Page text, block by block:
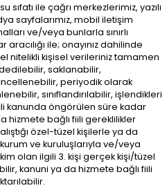
ile çağrı merkezlerimiz, yazılı
sayfalarımız, mobil iletişim
ve/veya bunlarla sınırlı
ile; onayınız dahilinde
nitelikli kişisel verileriniz tamamen
saklanabilir,
periyodik olarak
sınıflandırılabilir, işlendikleri
kanunda öngörülen süre kadar
hizmete bağlı fiili gereklilikler
özel-tüzel kişilerle ya da
ve kuruluşlarıyla ve/veya
olan ilgili 3. kişi gerçek kişi/tüzel
kanuni ya da hizmete bağlı fiili